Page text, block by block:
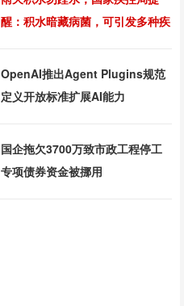
醒：积水暗藏病菌，可引发多种疾
OpenAI推出Agent Plugins规范
定义开放标准扩展AI能力
国企拖欠3700万致市政工程停工
专项债券资金被挪用